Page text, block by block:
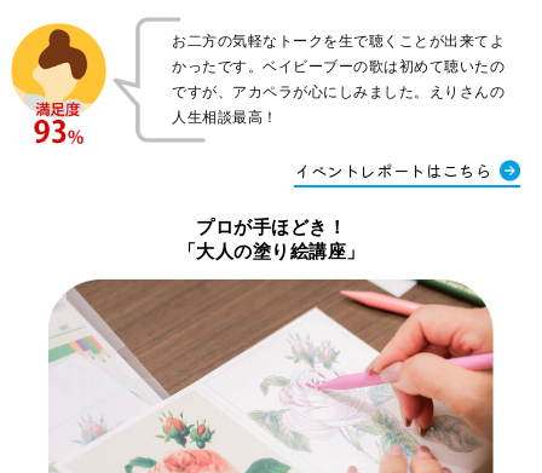
お二方の気軽なトークを生で聴くことが出来てよ
かったです。ベイビーブーの歌は初めて聴いたの
ですが、アカペラが心にしみました。えりさんの
人生相談最高！
イベントレポートはこちら
プロが手ほどき！
「大人の塗り絵講座」